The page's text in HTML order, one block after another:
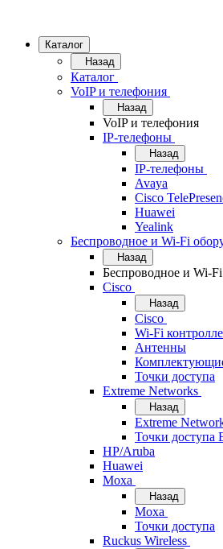
Каталог
Назад
Каталог
VoIP и телефония
Назад
VoIP и телефония
IP-телефоны
Назад
IP-телефоны
Avaya
Cisco
Huawei
Yealink
Беспроводное и Wi-Fi
Назад
Беспроводное и Wi-
Cisco
Назад
Cisco
Wi-Fi
Антенны
Точки доступа
Extreme Networks
Назад
Extreme
Точки доступа
HP/Aruba
Huawei
Moxa
Назад
Moxa
Точки доступа
Ruckus Wireless